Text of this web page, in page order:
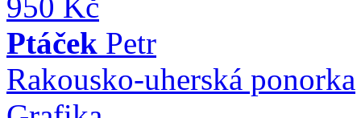
Ptáček Petr
Rakousko-uherská ponorka